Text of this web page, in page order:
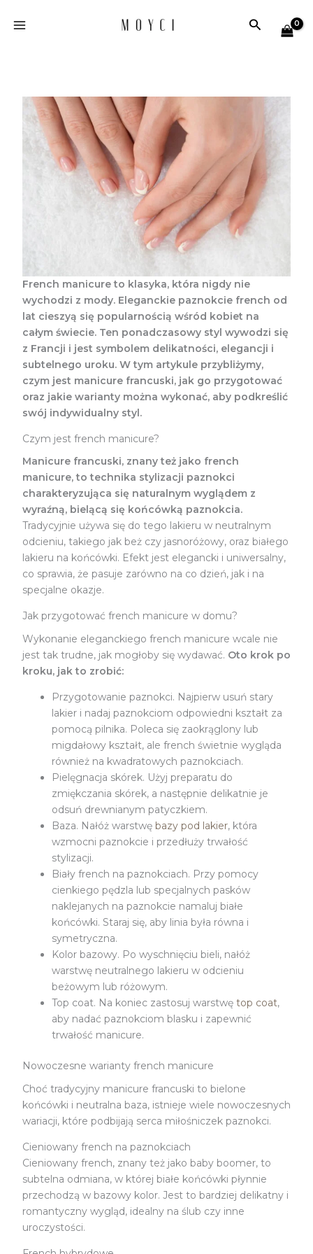
Szukaj
French manicure to klasyka, która nigdy nie
wychodzi z mody. Eleganckie paznokcie french od
lat cieszyą się popularnością wśród kobiet na
całym świecie. Ten ponadczasowy styl wywodzi się
z Francji i jest symbolem delikatności, elegancji i
subtelnego uroku. W tym artykule przybliżymy,
czym jest manicure francuski, jak go przygotować
oraz jakie warianty można wykonać, aby podkreślić
swój indywidualny styl.
Czym jest french manicure?
Manicure francuski, znany też jako french
manicure, to technika stylizacji paznokci
charakteryzująca się naturalnym wyglądem z
wyraźną, bielącą się końcówką paznokcia.
Tradycyjnie używa się do tego lakieru w neutralnym
odcieniu, takiego jak beż czy jasnoróżowy, oraz białego
lakieru na końcówki. Efekt jest elegancki i uniwersalny,
co sprawia, że pasuje zarówno na co dzień, jak i na
specjalne okazje.
Jak przygotować french manicure w domu?
Wykonanie eleganckiego french manicure wcale nie
jest tak trudne, jak mogłoby się wydawać. Oto krok po
kroku, jak to zrobić:
Przygotowanie paznokci. Najpierw usuń stary
lakier i nadaj paznokciom odpowiedni kształt za
pomocą pilnika. Poleca się zaokrąglony lub
migdałowy kształt, ale french świetnie wygląda
również na kwadratowych paznokciach.
Pielęgnacja skórek. Użyj preparatu do
zmiękczania skórek, a następnie delikatnie je
odsuń drewnianym patyczkiem.
Baza. Nałóż warstwę bazy pod lakier, która
wzmocni paznokcie i przedłuży trwałość
stylizacji.
Biały french na paznokciach. Przy pomocy
cienkiego pędzla lub specjalnych pasków
naklejanych na paznokcie namaluj białe
końcówki. Staraj się, aby linia była równa i
symetryczna.
Kolor bazowy. Po wyschnięciu bieli, nałóż
warstwę neutralnego lakieru w odcieniu
beżowym lub różowym.
Top coat. Na koniec zastosuj warstwę top coat,
aby nadać paznokciom blasku i zapewnić
trwałość manicure.
Nowoczesne warianty french manicure
Choć tradycyjny manicure francuski to bielone
końcówki i neutralna baza, istnieje wiele nowoczesnych
wariacji, które podbijają serca miłośniczek paznokci.
Cieniowany french na paznokciach
Cieniowany french, znany też jako baby boomer, to
subtelna odmiana, w której białe końcówki płynnie
przechodzą w bazowy kolor. Jest to bardziej delikatny i
romantyczny wygląd, idealny na ślub czy inne
uroczystości.